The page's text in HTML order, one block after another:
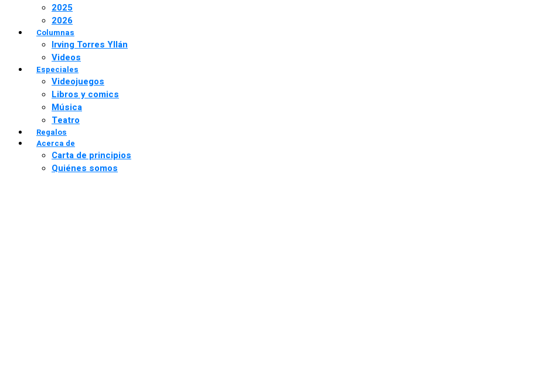
2025
2026
Columnas
Irving Torres Yllán
Videos
Especiales
Videojuegos
Libros y comics
Música
Teatro
Regalos
Acerca de
Carta de principios
Quiénes somos